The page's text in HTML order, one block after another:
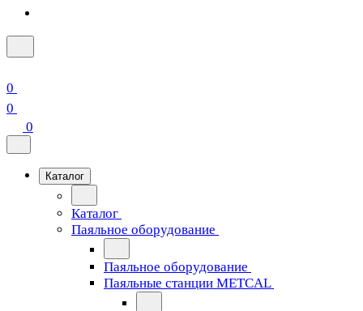
0
0
0
Каталог
Каталог
Паяльное оборудование
Паяльное оборудование
Паяльные станции METCAL